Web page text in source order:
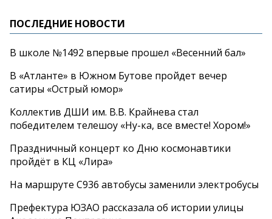
ПОСЛЕДНИЕ НОВОСТИ
В школе №1492 впервые прошел «Весенний бал»
В «Атланте» в Южном Бутове пройдет вечер
сатиры «Острый юмор»
Коллектив ДШИ им. В.В. Крайнева стал
победителем телешоу «Ну-ка, все вместе! Хором!»
Праздничный концерт ко Дню космонавтики
пройдёт в КЦ «Лира»
На маршруте С936 автобусы заменили электробусы
Префектура ЮЗАО рассказала об истории улицы